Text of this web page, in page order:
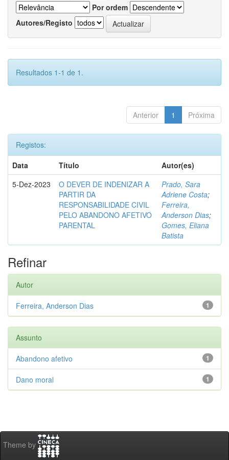
Por ordem
Autores/Registo
Resultados 1-1 de 1.
Anterior 1 Próxima
Registos:
Data
Título
Autor(es)
5-Dez-2023
O DEVER DE INDENIZAR A
PARTIR DA
RESPONSABILIDADE CIVIL
PELO ABANDONO AFETIVO
PARENTAL
Prado, Sara
Adriene Costa;
Ferreira,
Anderson Dias;
Gomes, Eliana
Batista
Refinar
Autor
1
Ferreira, Anderson Dias
Assunto
1
Abandono afetivo
1
Dano moral
Theme by